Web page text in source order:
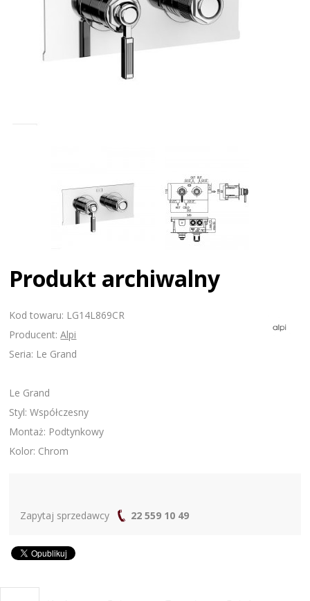
Produkt archiwalny
Kod towaru: LG14L869CR
Producent:Alpi
Seria: Le Grand
Le Grand
Styl: Współczesny
Montaż: Podtynkowy
Kolor: Chrom
Zapytaj sprzedawcy 22 559 10 49